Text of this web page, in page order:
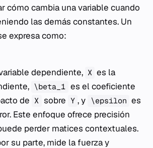
cómo cambia una variable cuando
las demás constantes. Un
expresa como:
dependiente, X es la
\beta_1 es el coeficiente
de X sobre Y , y \epsilon es
Este enfoque ofrece precisión
perder matices contextuales.
su parte, mide la fuerza y